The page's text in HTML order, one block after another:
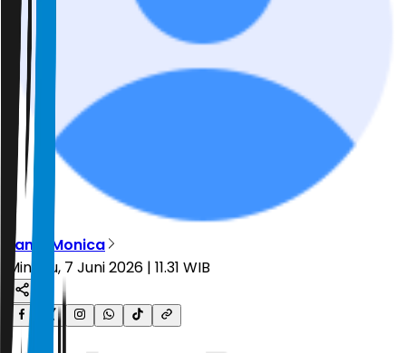
Lania Monica
Minggu, 7 Juni 2026 | 11.31 WIB